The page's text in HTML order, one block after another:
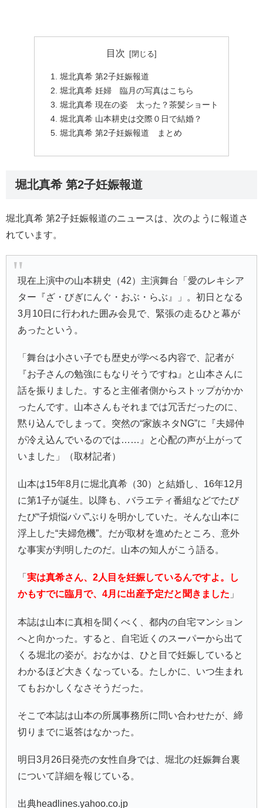
目次
堀北真希 第2子妊娠報道
堀北真希 妊婦 臨月の写真はこちら
堀北真希 現在の姿 太った？茶髪ショート
堀北真希 山本耕史は交際０日で結婚？
堀北真希 第2子妊娠報道 まとめ
堀北真希 第2子妊娠報道
堀北真希 第2子妊娠報道のニュースは、次のように報道さ
れています。
現在上演中の山本耕史 （42）主演舞台「愛のレキシア
ター『ざ・びぎにんぐ・おぶ・らぶ』
」。初日となる
3月10日に行われた囲み会見で、緊張の走るひと幕が
あったという。
「舞台は小さい子でも歴史が学べる内容で、記者が
『お子さんの勉強にもなりそうですね』と山本さんに
話を振りました。すると主催者側からストップがかか
ったんです。山本さんもそれまでは冗舌だったのに、
黙り込んでしまって。突然の“家族ネタNG”に『夫婦仲
が冷え込んでいるのでは……』と心配の声が上がって
いました」（取材記者）
山本は15年8月に堀北真希 （30）と結婚し、16年12月
に第1子が誕生。以降も、バラエティ番組などでたび
たび“子煩悩パパ”ぶりを明かしていた。そんな山本に
浮上した“夫婦危機”。だが取材を進めたところ、意外
な事実が判明したのだ。山本の知人がこう語る。
「実は真希さん、2人目を妊娠しているんですよ。し
かもすでに臨月で、4月に出産予定だと聞きました 」
本誌は山本に真相を聞くべく、都内の自宅マンション
へと向かった。すると、自宅近くのスーパーから出て
くる堀北の姿が。おなかは、ひと目で妊娠していると
わかるほど大きくなっている。たしかに、いつ生まれ
てもおかしくなさそうだった。
そこで本誌は山本の所属事務所に問い合わせたが、締
切りまでに返答はなかった。
明日3月26日発売の女性自身では、堀北の妊娠舞台裏
について詳細を報じている。
出典headlines.yahoo.co.jp